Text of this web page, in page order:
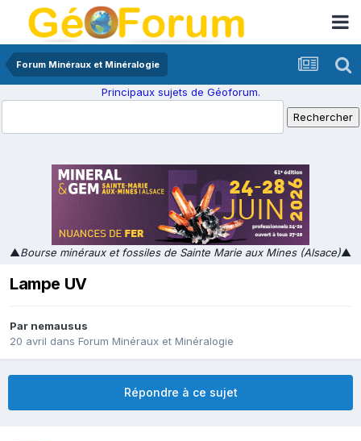
Forum Minéraux et Minéralogie
Principaux sujets de Géoforum.
▲Bourse minéraux et fossiles de Sainte Marie aux Mines (Alsace)▲
Lampe UV
Par nemausus
20 avril dans Forum Minéraux et Minéralogie
Répondre à ce sujet